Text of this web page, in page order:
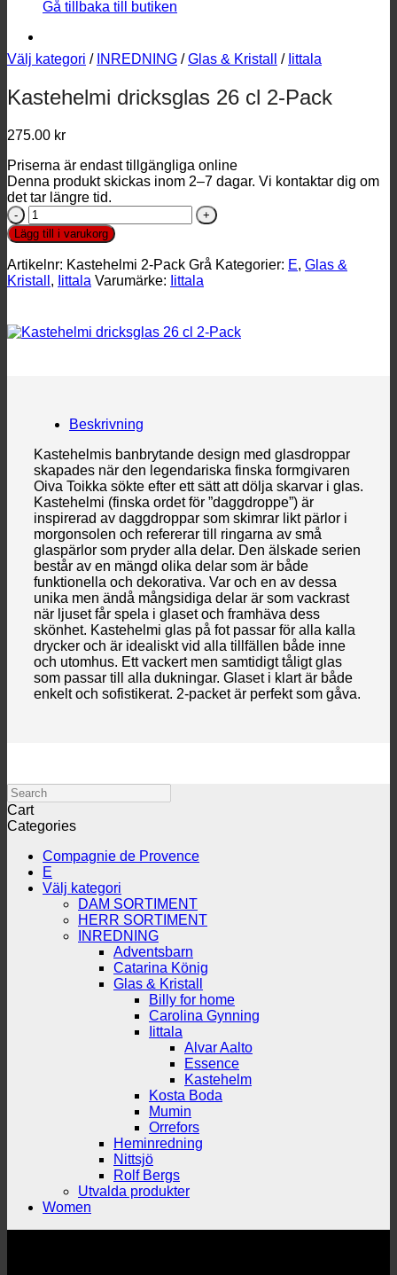
Gå tillbaka till butiken
Välj kategori / INREDNING / Glas & Kristall / Iittala
Kastehelmi dricksglas 26 cl 2-Pack
275.00 kr
Priserna är endast tillgängliga online
Denna produkt skickas inom 2–7 dagar. Vi kontaktar dig om
det tar längre tid.
Kastehelmi
dricksglas
26
cl
2-
Pack
Lägg till i varukorg
Artikelnr: Kastehelmi 2-Pack Grå Kategorier: E, Glas &
Kristall , Iittala Varumärke: Iittala
Beskrivning
Kastehelmis banbrytande design med glasdroppar
skapades när den legendariska finska formgivaren
Oiva Toikka sökte efter ett sätt att dölja skarvar i glas.
Kastehelmi (finska ordet för ”daggdroppe”) är
inspirerad av daggdroppar som skimrar likt pärlor i
morgonsolen och refererar till ringarna av små
glaspärlor som pryder alla delar. Den älskade serien
består av en mängd olika delar som är både
funktionella och dekorativa. Var och en av dessa
unika men ändå mångsidiga delar är som vackrast
när ljuset får spela i glaset och framhäva dess
skönhet. Kastehelmi glas på fot passar för alla kalla
drycker och är idealiskt vid alla tillfällen både inne
och utomhus. Ett vackert men samtidigt tåligt glas
som passar till alla dukningar. Glaset i klart är både
enkelt och sofistikerat. 2-packet är perfekt som gåva.
Search
Cart
Categories
Compagnie de Provence
E
Välj kategori
DAM SORTIMENT
HERR SORTIMENT
INREDNING
Adventsbarn
Catarina König
Glas & Kristall
Billy for home
Carolina Gynning
Iittala
Alvar Aalto
Essence
Kastehelm
Kosta Boda
Mumin
Orrefors
Heminredning
Nittsjö
Rolf Bergs
Utvalda produkter
Women